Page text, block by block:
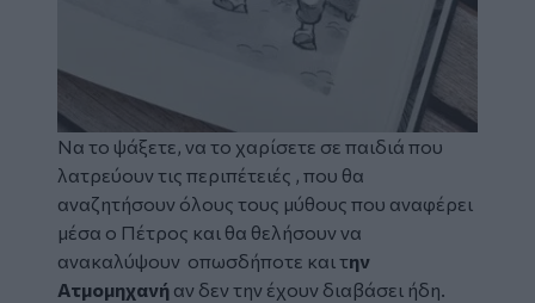
Να το ψάξετε, να το χαρίσετε σε παιδιά που
λατρεύουν τις περιπέτειές , που θα
αναζητήσουν όλους τους μύθους που αναφέρει
μέσα ο Πέτρος και θα θελήσουν να
ανακαλύψουν οπωσδήποτε και την
Ατμομηχανή αν δεν την έχουν διαβάσει ήδη.